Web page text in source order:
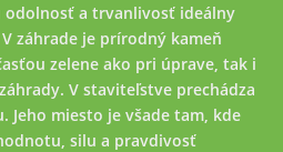
odolnosť a trvanlivosť ideálny
záhrade je prírodný kameň
zelene ako pri úprave, tak i
V staviteľstve prechádza
Jeho miesto je všade tam, kde
silu a pravdivosť